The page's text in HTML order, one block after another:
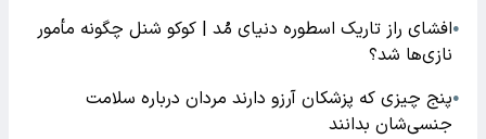
●افشای راز تاریک اسطوره دنیای مُد | کوکو شنل چگونه مأمور
نازی‌ها شد؟
●پنج چیزی که پزشکان آرزو دارند مردان درباره سلامت
جنسی‌شان بدانند